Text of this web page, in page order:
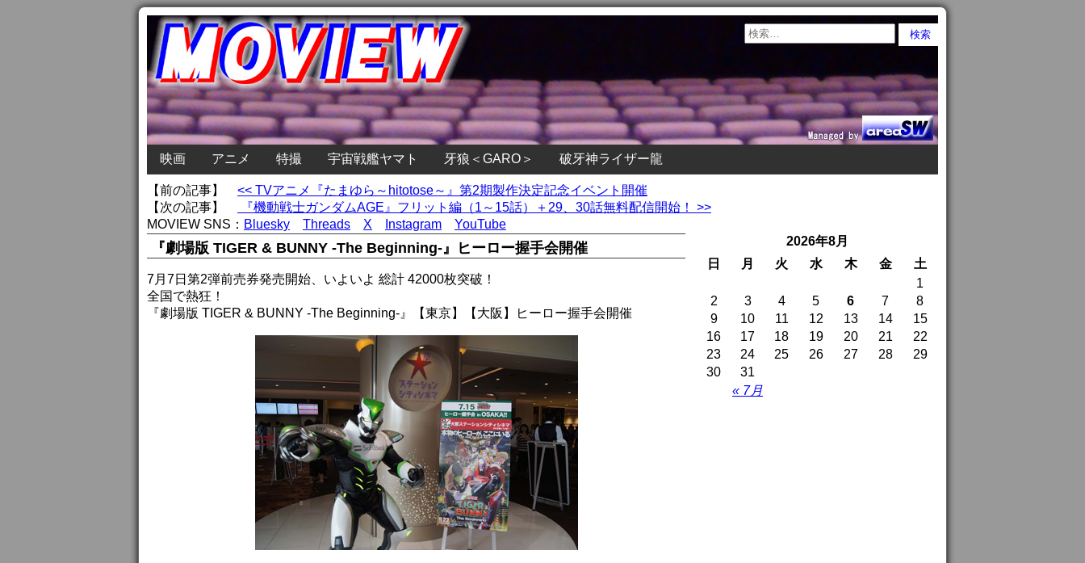
映画 アニメ 特撮 宇宙戦艦ヤマト 牙狼＜GARO＞ 破牙神ライザー龍
【前の記事】 << TVアニメ『たまゆら～hitotose～』第2期製作決定記念イベント開催
【次の記事】
『機動戦士ガンダムAGE』フリット編（1～15話）＋29、30話無料配信開始！ >>
MOVIEW SNS： Bluesky Threads X Instagram YouTube
『劇場版 TIGER & BUNNY -The Beginning-』ヒーロー握手会開催
7月7日第2弾前売券発売開始、いよいよ 総計 42000枚突破！
全国で熱狂！
『劇場版 TIGER & BUNNY -The Beginning-』【東京】【大阪】ヒーロー握手会開催
2026年8月
日
月 火 水 木 金 土
« 7月
1
2
3 4 5 6 7
8
9
10 11 12 13 14
15
16
17 18 19 20 21
22
23
24 25 26 27 28
29
30
31